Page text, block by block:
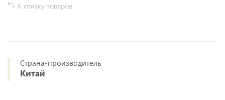
К списку товаров
Страна-производитель
Китай